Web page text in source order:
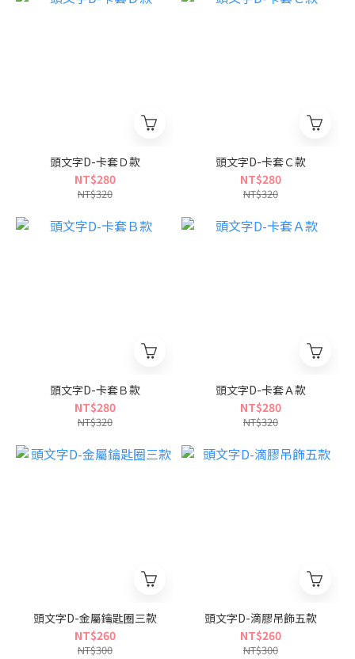
頭文字D-卡套Ｄ款
NT$280
NT$320
頭文字D-卡套Ｃ款
NT$280
NT$320
頭文字D-卡套Ｂ款
NT$280
NT$320
頭文字D-卡套Ａ款
NT$280
NT$320
頭文字D-金屬鑰匙圈三款
NT$260
NT$300
頭文字D-滴膠吊飾五款
NT$260
NT$300